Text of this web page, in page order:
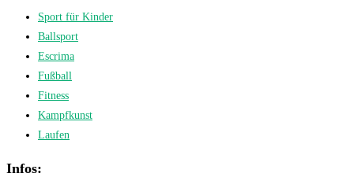
Sport für Kinder
Ballsport
Escrima
Fußball
Fitness
Kampfkunst
Laufen
Infos: